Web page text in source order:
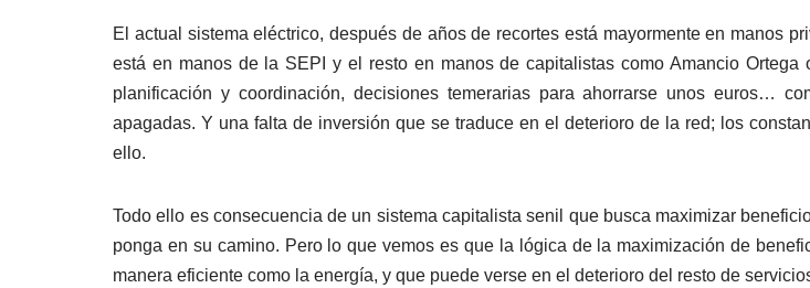
El actual sistema eléctrico, después de años de recortes está mayormente en manos
está en manos de la SEPI y el resto en manos de capitalistas como Amancio
planificación y coordinación, decisiones temerarias para ahorrarse unos euros…
apagadas. Y una falta de inversión que se traduce en el deterioro de la red; los
ello.
Todo ello es consecuencia de un sistema capitalista senil que busca maximizar
ponga en su camino. Pero lo que vemos es que la lógica de la maximización de
manera eficiente como la energía, y que puede verse en el deterioro del resto de